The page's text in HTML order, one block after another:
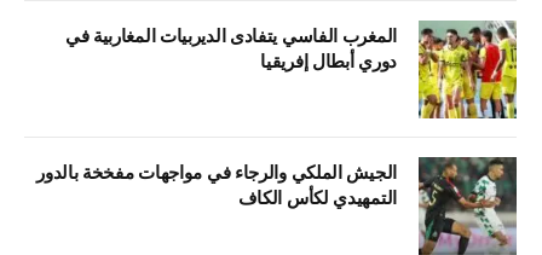
المغرب الفاسي يتفادى الديربيات المغاربية في
دوري أبطال إفريقيا
الجيش الملكي والرجاء في مواجهات مفخخة بالدور
التمهيدي لكأس الكاف